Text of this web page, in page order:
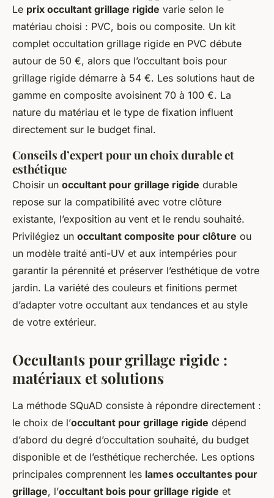
Le prix occultant grillage rigide varie selon le
matériau choisi : PVC, bois ou composite. Un kit
complet occultation grillage rigide en PVC débute
autour de 50 €, alors que l’occultant bois pour
grillage rigide démarre à 54 €. Les solutions haut de
gamme en composite avoisinent 70 à 100 €. La
nature du matériau et le type de fixation influent
directement sur le budget final.
Conseils d’expert pour un choix durable et
esthétique
Choisir un occultant pour grillage rigide durable
repose sur la compatibilité avec votre clôture
existante, l’exposition au vent et le rendu souhaité.
Privilégiez un occultant composite pour clôture ou
un modèle traité anti-UV et aux intempéries pour
garantir la pérennité et préserver l’esthétique de votre
jardin. La variété des couleurs et finitions permet
d’adapter votre occultant aux tendances et au style
de votre extérieur.
Occultants pour grillage rigide :
matériaux et solutions
La méthode SQuAD consiste à répondre directement :
le choix de l’occultant pour grillage rigide dépend
d’abord du degré d’occultation souhaité, du budget
disponible et de l’esthétique recherchée. Les options
principales comprennent les lames occultantes pour
grillage, l’occultant bois pour grillage rigide et